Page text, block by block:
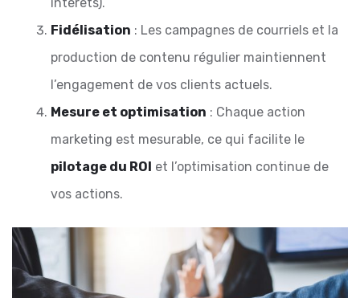
Fidélisation : Les campagnes de courriels et la
production de contenu régulier maintiennent
l’engagement de vos clients actuels.
Mesure et optimisation : Chaque action
marketing est mesurable, ce qui facilite le
pilotage du ROI et l’optimisation continue de
vos actions.